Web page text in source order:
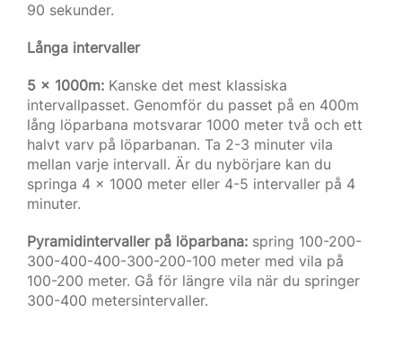
90 sekunder.
Långa intervaller
5 x 1000m: Kanske det mest klassiska
intervallpasset. Genomför du passet på en 400m
lång löparbana motsvarar 1000 meter två och ett
halvt varv på löparbanan. Ta 2-3 minuter vila
mellan varje intervall. Är du nybörjare kan du
springa 4 x 1000 meter eller 4-5 intervaller på 4
minuter.
Pyramidintervaller på löparbana: spring 100-200-
300-400-400-300-200-100 meter med vila på
100-200 meter. Gå för längre vila när du springer
300-400 metersintervaller.